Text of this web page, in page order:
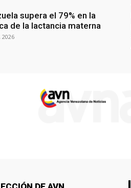
supera el 79% en la
de la lactancia materna
2026